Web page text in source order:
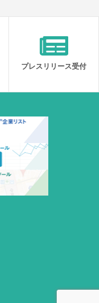
プレスリリース受付